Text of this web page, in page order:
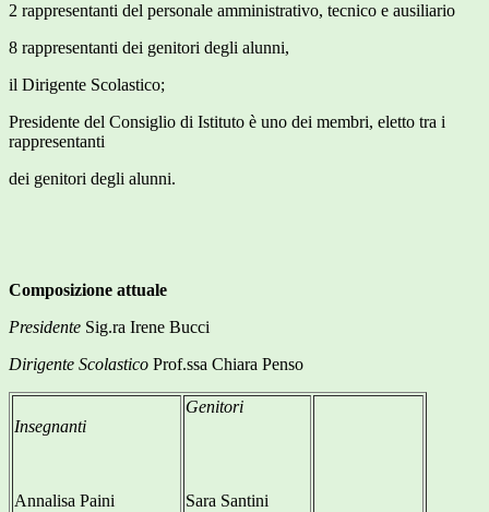
2 rappresentanti del personale amministrativo, tecnico e ausiliario
8 rappresentanti dei genitori degli alunni,
il Dirigente Scolastico;
Presidente del Consiglio di Istituto è uno dei membri, eletto tra i
rappresentanti
dei genitori degli alunni.
Composizione attuale
Presidente Sig.ra Irene Bucci
Dirigente Scolastico Prof.ssa Chiara Penso
Insegnanti
Annalisa Paini
Genitori
Sara Santini